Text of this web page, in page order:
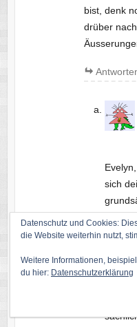
bist, denk
drüber
sich
Kati
das
hat.
Datenschutz und Cookies:
die Website weiterhin nutzt,
Weitere Informationen,
du hier: Datenschutzerklärung